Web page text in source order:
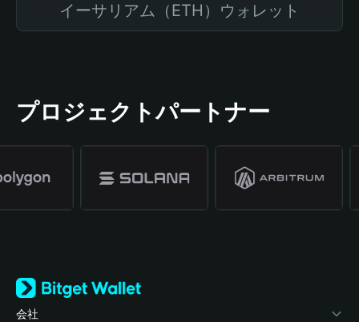
イーサリアム（ETH）ウォレット
プロジェクトパートナー
会社